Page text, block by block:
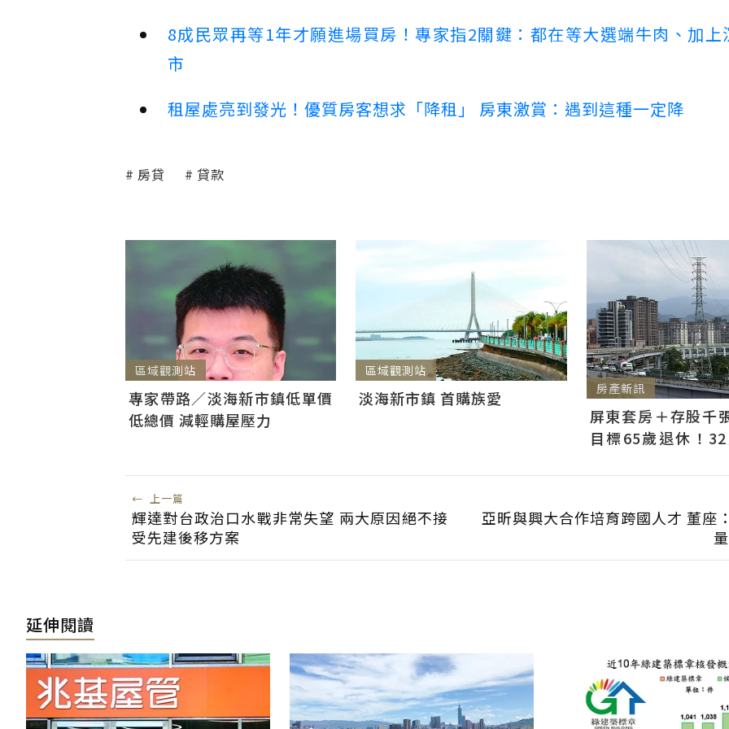
8成民眾再等1年才願進場買房！專家指2關鍵：都在等大選端牛肉、加上
市
租屋處亮到發光！優質房客想求「降租」 房東激賞：遇到這種一定降
房貸 貸款
區域觀測站
專家帶路／淡海新市鎮低單價
低總價 減輕購屋壓力
區域觀測站
淡海新市鎮 首購族愛 房產新訊
屏東套房＋存股千
目標65歲退休！
← 上一篇
輝達對台政治口水戰非常失望 兩大原因絕不接
受先建後移方案
亞昕與興大合作培育跨國人才 董座
延伸閱讀